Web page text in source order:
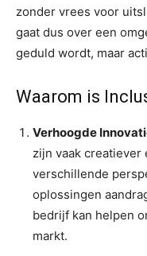
zonder vrees voor
gaat dus over een
geduld wordt, maar
Waarom is
Verhoogde
zijn vaak creatiever
verschillende
oplossingen
bedrijf kan helpen
markt.